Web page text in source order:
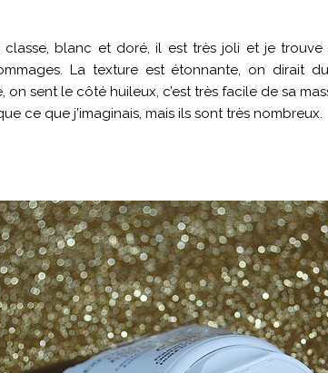
blanc et doré, il est très joli et je trouve
La texture est étonnante, on dirait
on sent le côté huileux, c’est très facile de sa
ce que j’imaginais, mais ils sont très nombreux.